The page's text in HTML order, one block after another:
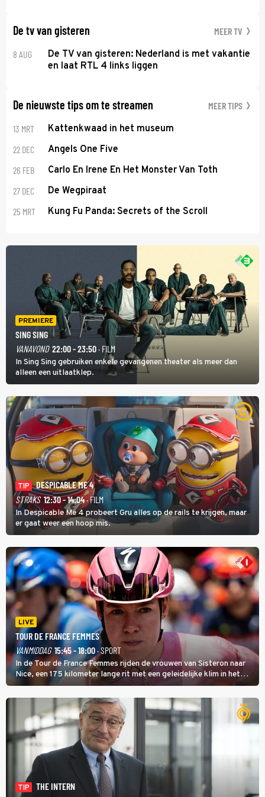
De tv van gisteren MEER TV
8 AUG
De TV van gisteren: Nederland is met vakantie
en laat RTL 4 links liggen
De nieuwste tips om te streamen MEER TIPS
13 MRT Kattenkwaad in het museum
22 DEC Angels One Five
26 FEB Carlo En Irene En Het Monster Van Toth
27 DEC De Wegpiraat
25 MRT Kung Fu Panda: Secrets of the Scroll
PREMIERE
SING SING
VANAVOND 22:00 - 23:50· FILM
In Sing Sing gebruiken enkele gevangenen theater als meer dan
alleen een uitlaatklep.
TIP
DESPICABLE ME 4
STRAKS 12:30 - 14:04· FILM
In Despicable Me 4 probeert Gru alles op de rails te krijgen, maar
er gaat weer een hoop mis.
LIVE
TOUR DE FRANCE FEMMES
VANMIDDAG 15:45 - 18:00· SPORT
In de Tour de France Femmes rijden de vrouwen van Sisteron naar
Nice, een 175 kilometer lange rit met een geleidelijke klim in het
midden. Dat is mogelijk niet de zwaarste hindernis, dat is de
temperatuur. Het kan in Nice namelijk bloedheet worden.
TIP
THE INTERN